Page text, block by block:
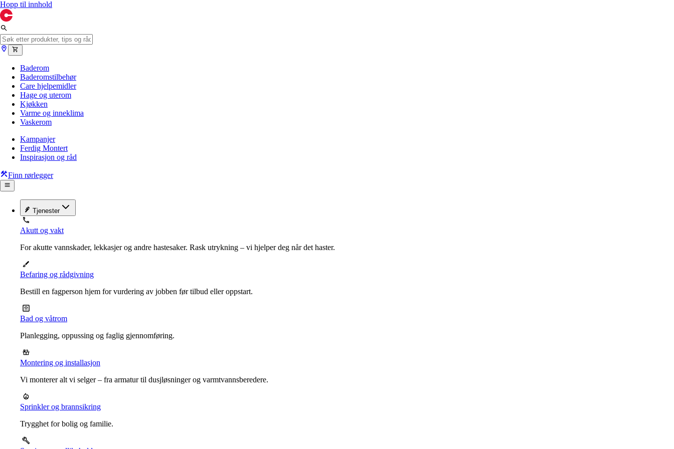
Hopp til innhold
Baderom
Baderomstilbehør
Care hjelpemidler
Hage og uterom
Kjøkken
Varme og inneklima
Vaskerom
Kampanjer
Ferdig Montert
Inspirasjon og råd
Finn rørlegger
Tjenester
Akutt og vakt
For akutte vannskader, lekkasjer og andre hastesaker. Rask utrykning – vi hjelper deg når det haster.
Befaring og rådgivning
Bestill en fagperson hjem for vurdering av jobben før tilbud eller oppstart.
Bad og våtrom
Planlegging, oppussing og faglig gjennomføring.
Montering og installasjon
Vi monterer alt vi selger – fra armatur til dusjløsninger og varmtvannsberedere.
Sprinkler og brannsikring
Trygghet for bolig og familie.